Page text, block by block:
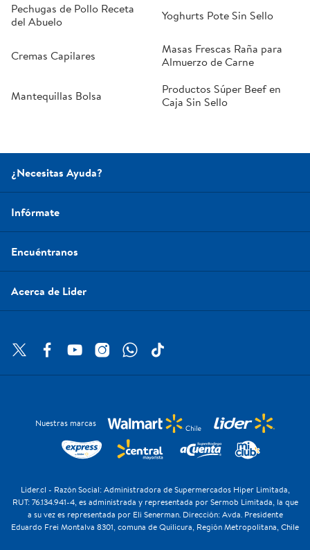
Pechugas de Pollo Receta
del Abuelo
Yoghurts Pote Sin Sello
Cremas Capilares
Masas Frescas Raña para
Almuerzo de Carne
Mantequillas Bolsa
Productos Súper Beef en
Caja Sin Sello
¿Necesitas Ayuda?
Infórmate
Encuéntranos
Acerca de Lider
Nuestras marcas
Lider.cl - Razón Social: Administradora de Supermercados Hiper Limitada,
RUT: 76.134.941-4, es administrada y representada por Sermob Limitada, la que
a su vez es representada por Eli Senerman. Dirección: Avda. Presidente
Eduardo Frei Montalva 8301, comuna de Quilicura, Región Metropolitana, Chile